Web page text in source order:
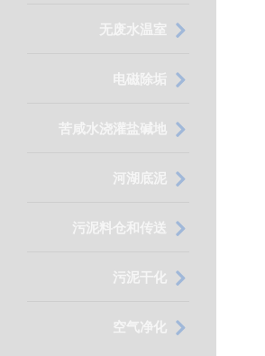
无废水温室
电磁除垢
苦咸水浇灌盐碱地
河湖底泥
污泥料仓和传送
污泥干化
空气净化